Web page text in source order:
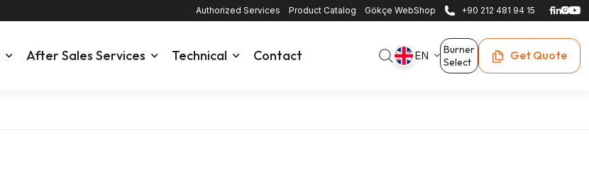
Authorized Services Product Catalog Gökçe WebShop +90 212 481 94 15
After Sales Services Technical Contact EN
Burner
Select
Get Quote